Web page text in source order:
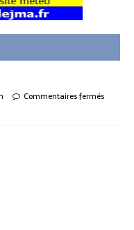
Commentaires fermés